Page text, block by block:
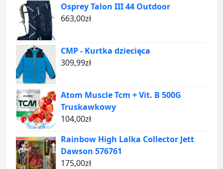
Osprey Talon III 44 Outdoor
663,00zł
CMP - Kurtka dziecięca
309,99zł
Atom Muscle Tcm + Vit. B 500G
Truskawkowy
104,00zł
Rainbow High Lalka Collector Jett
Dawson 576761
175,00zł